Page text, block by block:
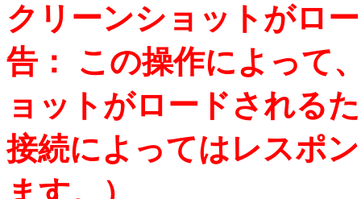
クリーンショットがロ
告： この操作によって
ョットがロードされる
接続によってはレスポ